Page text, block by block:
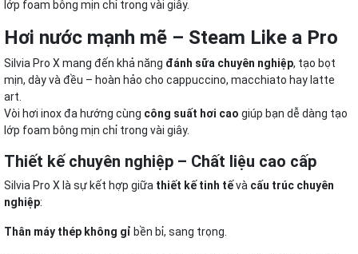
lớp foam bông mịn chỉ trong vài giây.
Hơi nước mạnh mẽ – Steam Like a Pro
Silvia Pro X mang đến khả năng đánh sữa chuyên nghiệp, tạo bọt
mịn, dày và đều – hoàn hảo cho cappuccino, macchiato hay latte
art.
Vòi hơi inox đa hướng cùng công suất hơi cao giúp bạn dễ dàng tạo
lớp foam bông mịn chỉ trong vài giây.
Thiết kế chuyên nghiệp – Chất liệu cao cấp
Silvia Pro X là sự kết hợp giữa thiết kế tinh tếvà cấu trúc chuyên
nghiệp:
Thân máy thép không gỉ bền bỉ, sang trọng.